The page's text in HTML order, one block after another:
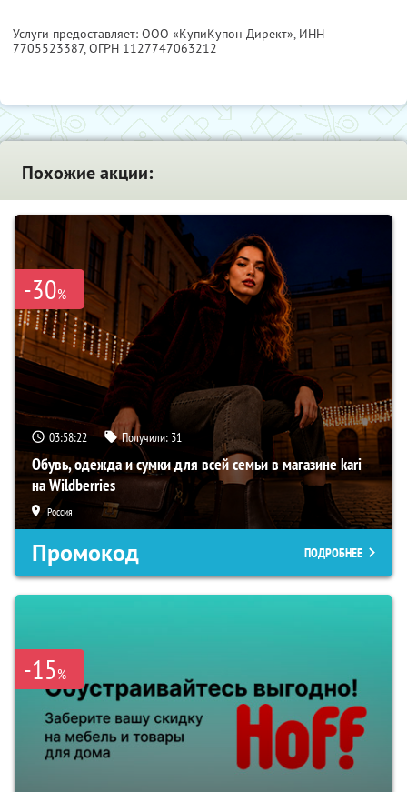
Услуги предоставляет: ООО «КупиКупон Директ», ИНН
7705523387, ОГРН 1127747063212
Похожие акции:
-30%
03:58:21 Получили: 31
Обувь, одежда и сумки для всей семьи в магазине kari
на Wildberries
Россия
Промокод ПОДРОБНЕЕ
-15%